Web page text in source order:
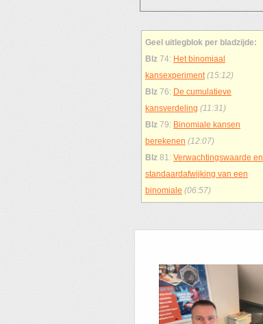
Geel uitlegblok per bladzijde:
Blz 74: Het binomiaal
kansexperiment (15:12)
Blz 76: De cumulatieve
kansverdeling (11:31)
Blz 79: Binomiale kansen
berekenen (12:07)
Blz 81: Verwachtingswaarde en
standaardafwijking van een
binomiale (06:57)